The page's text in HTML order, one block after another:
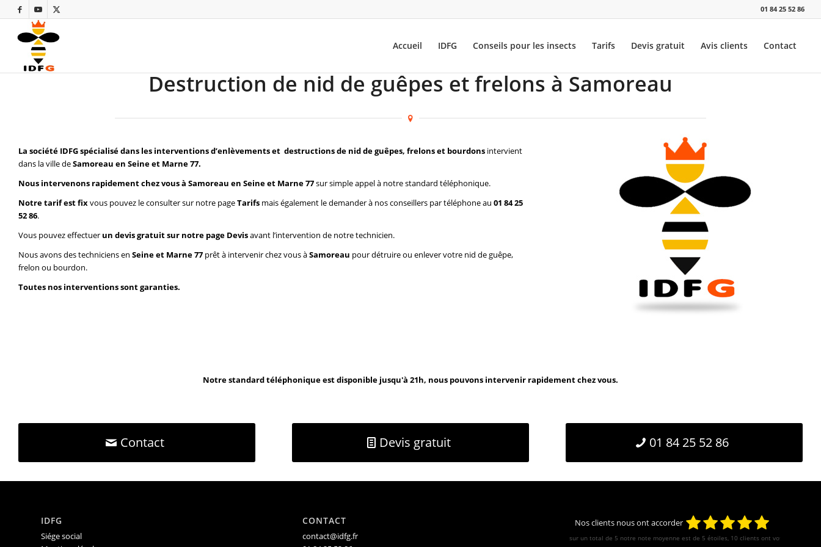
01 84 25 52 86
Accueil IDFG Conseils pour les insects Tarifs Devis gratuit Avis clients Contact
Destruction de nid de guêpes et frelons à Samoreau
La société IDFG spécialisé dans les interventions d’enlèvements et destructions de nid de guêpes, frelons et bourdons intervient
dans la ville deSamoreau en Seine et Marne 77.
Nous intervenons rapidement chez vous à Samoreau en Seine et Marne 77sur simple appel à notre standard téléphonique.
Notre tarif est fixvous pouvez le consulter sur notre pageTarifs mais également le demander à nos conseillers par téléphone au 01 84 25
52 86.
Vous pouvez effectuer un devis gratuit sur notre page Devisavant l’intervention de notre technicien.
Nous avons des techniciens en Seine et Marne 77 prêt à intervenir chez vous àSamoreau pour détruire ou enlever votre nid de guêpe,
frelon ou bourdon.
Toutes nos interventions sont garanties.
Notre standard téléphonique est disponible jusqu'à 21h, nous pouvons intervenir rapidement chez vous.
Contact Devis gratuit 01 84 25 52 86
IDFG
Siége social
CONTACT
contact@idfg.fr
Nos clients nous ont accorder
sur un total de 5 notre note moyenne est de 5 étoiles, 10 clients ont votés